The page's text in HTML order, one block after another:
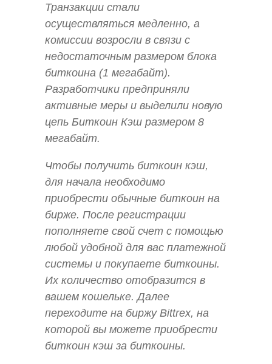
Транзакции стали
осуществляться медленно, а
комиссии возросли в связи с
недостаточным размером блока
биткоина (1 мегабайт).
Разработчики предприняли
активные меры и выделили новую
цепь Биткоин Кэш размером 8
мегабайт.
Чтобы получить биткоин кэш,
для начала необходимо
приобрести обычные биткоин на
бирже. После регистрации
пополняете свой счет с помощью
любой удобной для вас платежной
системы и покупаете биткоины.
Их количество отобразится в
вашем кошельке. Далее
переходите на биржу Bittrex, на
которой вы можете приобрести
биткоин кэш за биткоины.